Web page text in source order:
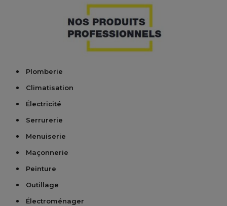
Plomberie
Climatisation
Électricité
Serrurerie
Menuiserie
Maçonnerie
Peinture
Outillage
Électroménager